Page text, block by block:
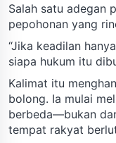
Salah satu adegan
pepohonan yang
“Jika keadilan
siapa hukum itu
Kalimat itu
bolong. Ia mulai
berbeda—bukan
tempat rakyat